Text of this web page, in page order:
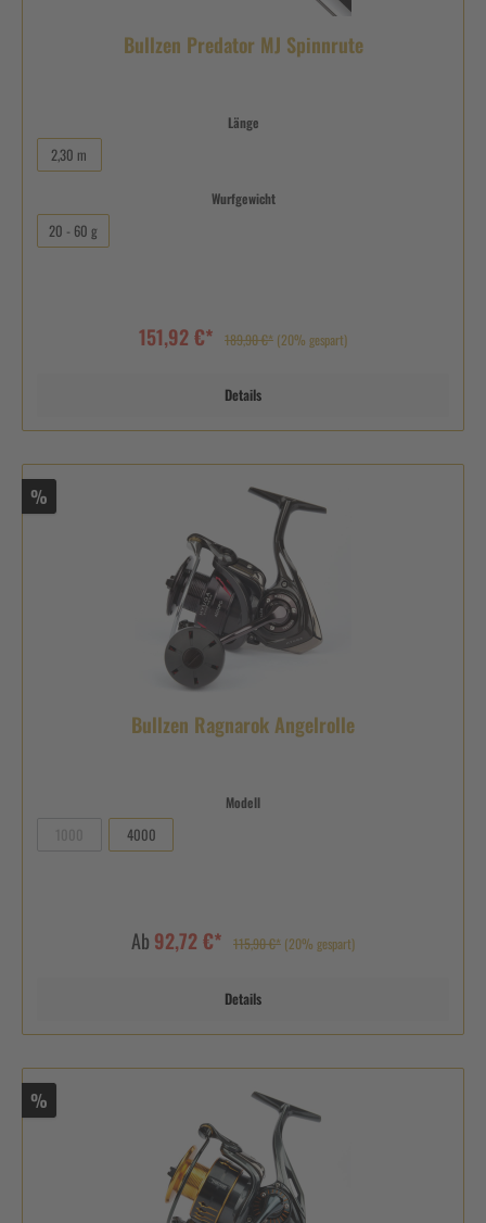
Bullzen Predator MJ Spinnrute
Länge
2,30 m
Wurfgewicht
20 - 60 g
151,92 €* 189,90 €* (20% gespart)
Details
%
Bullzen Ragnarok Angelrolle
Modell
4000
Ab 92,72 €* 115,90 €* (20% gespart)
Details
%